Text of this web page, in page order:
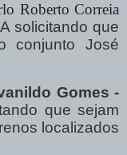
Roberto Correia
solicitando que
conjunto José
Gomes -
que sejam
localizados